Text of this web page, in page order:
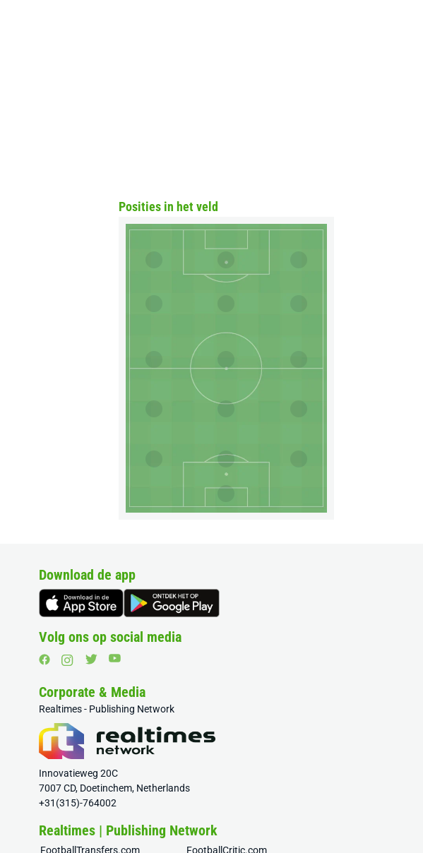
Posities in het veld
Download de app
Volg ons op social media
Corporate & Media
Realtimes - Publishing Network
Innovatieweg 20C
7007 CD, Doetinchem, Netherlands
+31(315)-764002
Realtimes | Publishing Network
FootballTransfers.com FootballCritic.com